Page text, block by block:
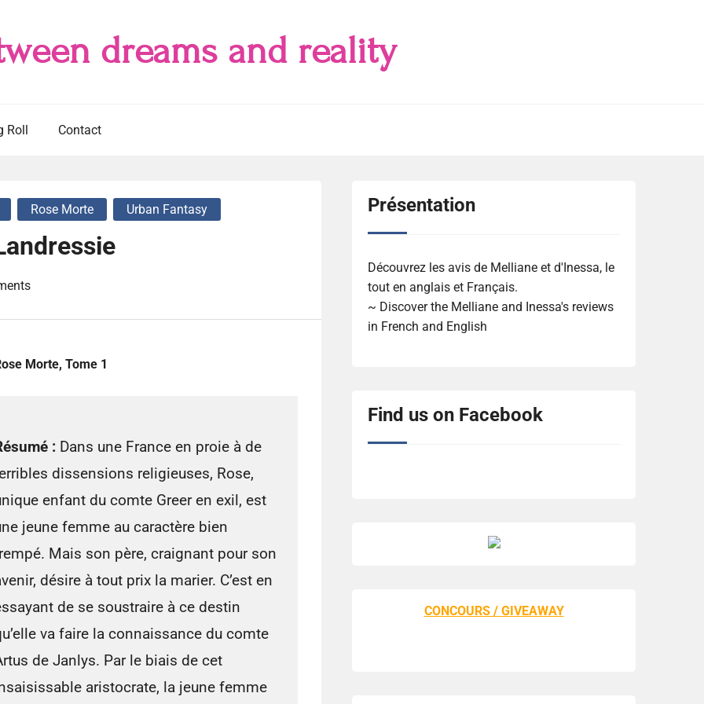
dreams and reality
Roll Contact
Rose Morte Urban Fantasy
Morte, Tome 1
: Dans une France en proie à de
dissensions religieuses, Rose,
enfant du comte Greer en exil, est
jeune femme au caractère bien
Mais son père, craignant pour son
désire à tout prix la marier. C’est en
de se soustraire à ce destin
va faire la connaissance du comte
de Janlys. Par le biais de cet
aristocrate, la jeune femme
Présentation
Découvrez les avis de Melliane et d'Inessa, le
tout en anglais et Français.
~ Discover the Melliane and Inessa's reviews
in French and English
Find us on Facebook
CONCOURS / GIVEAWAY